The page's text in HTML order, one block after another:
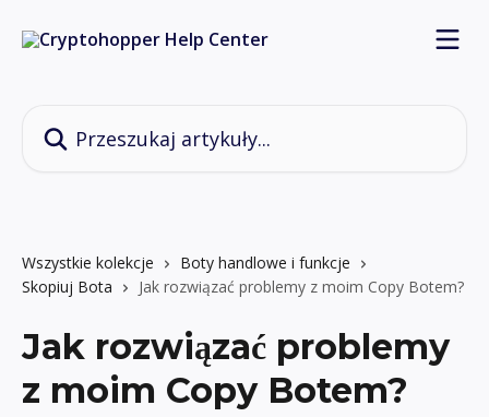
Wszystkie kolekcje
Boty handlowe i funkcje
Skopiuj Bota
Jak rozwiązać problemy z moim Copy Botem?
Jak rozwiązać problemy
z moim Copy Botem?